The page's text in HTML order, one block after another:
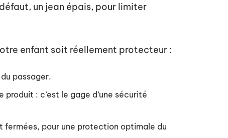
un jean épais, pour limiter
enfant soit réellement protecteur :
passager.
: c’est le gage d’une sécurité
fermées, pour une protection optimale du